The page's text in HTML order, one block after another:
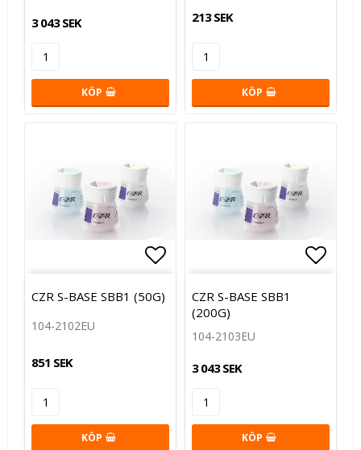
3 043 SEK
KÖP
213 SEK
KÖP
Lägg till i favoritlistan
CZR S-BASE SBB1 (50G)
104-2102EU
851 SEK
KÖP
CZR S-BASE SBB1
(200G)
104-2103EU
3 043 SEK
KÖP